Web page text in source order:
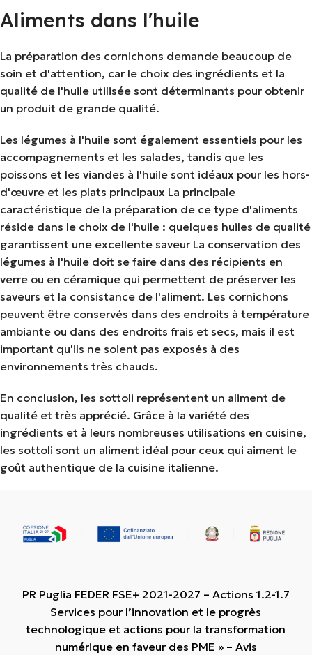
Aliments dans l'huile
La préparation des cornichons demande beaucoup de
soin et d'attention, car le choix des ingrédients et la
qualité de l'huile utilisée sont déterminants pour obtenir
un produit de grande qualité.
Les légumes à l'huile sont également essentiels pour les
accompagnements et les salades, tandis que les
poissons et les viandes à l'huile sont idéaux pour les hors-
d'œuvre et les plats principaux La principale
caractéristique de la préparation de ce type d'aliments
réside dans le choix de l'huile : quelques huiles de qualité
garantissent une excellente saveur La conservation des
légumes à l'huile doit se faire dans des récipients en
verre ou en céramique qui permettent de préserver les
saveurs et la consistance de l'aliment. Les cornichons
peuvent être conservés dans des endroits à température
ambiante ou dans des endroits frais et secs, mais il est
important qu'ils ne soient pas exposés à des
environnements très chauds.
En conclusion, les sottoli représentent un aliment de
qualité et très apprécié. Grâce à la variété des
ingrédients et à leurs nombreuses utilisations en cuisine,
les sottoli sont un aliment idéal pour ceux qui aiment le
goût authentique de la cuisine italienne.
PR Puglia FEDER FSE+ 2021-2027 – Actions 1.2-1.7
Services pour l’innovation et le progrès
technologique et actions pour la transformation
numérique en faveur des PME » – Avis